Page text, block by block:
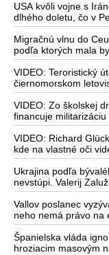
USA kvôli vojne s
dlhého doletu, čo v
vyvoláva vážne
prípade vypuknutia
Migračnú vlnu do
podľa ktorých mala
exklávou otvorená
VIDEO: Teroristický
čiernomorskom
ukrajinského plánu,
vojny“ po porážke
Kaspickom mori na
potvrdzuje, že Kyjev
izraelských
širšieho vojnového
VIDEO: Zo školskej
financuje
VIDEO: Richard
kde na vlastné oči
prostredníctvom
vyzeralo Slovensko,
Ukrajina podľa
nevstúpi. Valerij
Severoatlantickej
Vallov poslanec
neho nemá právo na
Španielska vláda
hroziacim masovým